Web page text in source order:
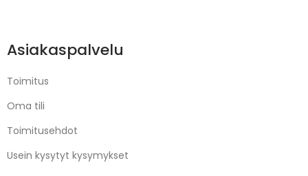
Asiakaspalvelu
Toimitus
Oma tili
Toimitusehdot
Usein kysytyt kysymykset